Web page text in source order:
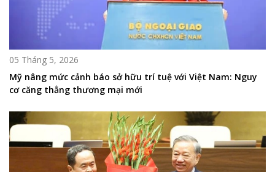
05 Tháng 5, 2026
Mỹ nâng mức cảnh báo sở hữu trí tuệ với Việt Nam: Nguy
cơ căng thẳng thương mại mới